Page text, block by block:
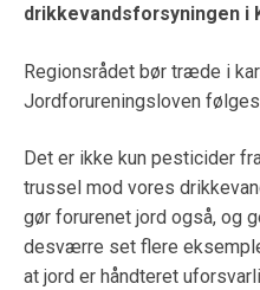
drikkevandsforsyningen i
Regionsrådet bør træde i
Jordforureningsloven
Det er ikke kun pesticider
trussel mod vores
gør forurenet jord også, og
desværre set flere
at jord er håndteret